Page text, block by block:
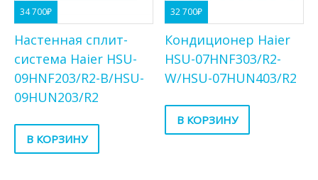
34 700₽
Настенная сплит-
система Haier HSU-
09HNF203/R2-B/HSU-
09HUN203/R2
В КОРЗИНУ
32 700₽
Кондиционер Haier
HSU-07HNF303/R2-
W/HSU-07HUN403/R2
В КОРЗИНУ